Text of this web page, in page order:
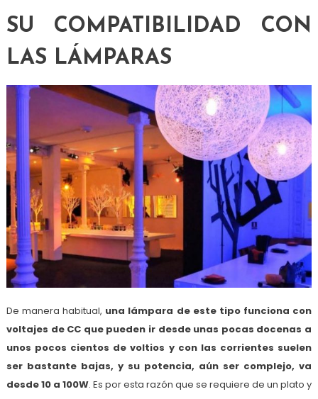
SU COMPATIBILIDAD CON
LAS LÁMPARAS
De manera habitual, una lámpara de este tipo funciona con
voltajes de CC que pueden ir desde unas pocas docenas a
unos pocos cientos de voltios y con las corrientes suelen
ser bastante bajas, y su potencia, aún ser complejo, va
desde 10 a 100W. Es por esta razón que se requiere de un plato y